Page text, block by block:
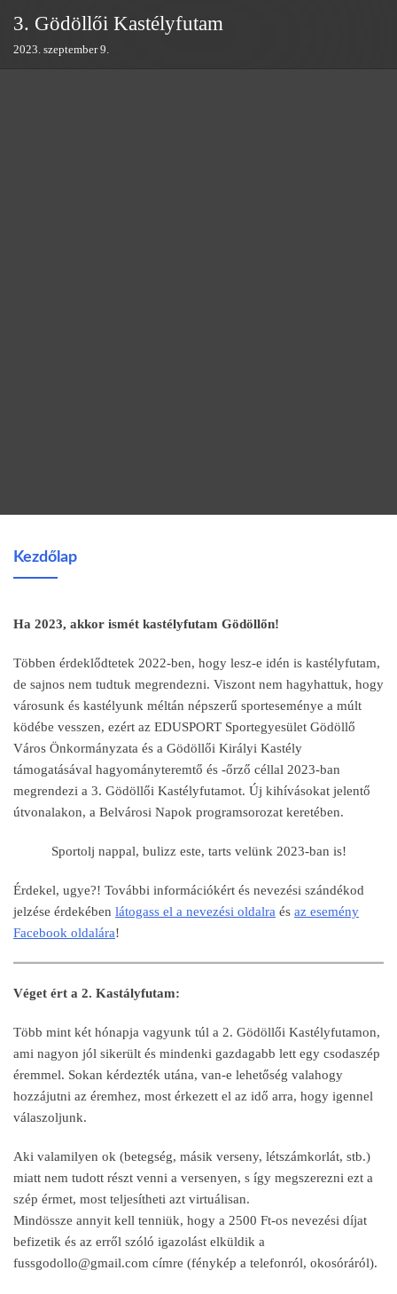
content
3. Gödöllői Kastélyfutam
2023. szeptember 9.
Kezdőlap
Ha 2023, akkor ismét kastélyfutam Gödöllőn!
Többen érdeklődtetek 2022-ben, hogy lesz-e idén is kastélyfutam,
de sajnos nem tudtuk megrendezni. Viszont nem hagyhattuk, hogy
városunk és kastélyunk méltán népszerű sporteseménye a múlt
ködébe vesszen, ezért az EDUSPORT Sportegyesület Gödöllő
Város Önkormányzata és a Gödöllői Királyi Kastély
támogatásával hagyományteremtő és -őrző céllal 2023-ban
megrendezi a 3. Gödöllői Kastélyfutamot. Új kihívásokat jelentő
útvonalakon, a Belvárosi Napok programsorozat keretében.
Sportolj nappal, bulizz este, tarts velünk 2023-ban is!
Érdekel, ugye?! További információkért és nevezési szándékod
jelzése érdekében látogass el a nevezési oldalra és az esemény
Facebook oldalára!
Véget ért a 2. Kastályfutam:
Több mint két hónapja vagyunk túl a 2. Gödöllői Kastélyfutamon,
ami nagyon jól sikerült és mindenki gazdagabb lett egy csodaszép
éremmel. Sokan kérdezték utána, van-e lehetőség valahogy
hozzájutni az éremhez, most érkezett el az idő arra, hogy igennel
válaszoljunk.
Aki valamilyen ok (betegség, másik verseny, létszámkorlát, stb.)
miatt nem tudott részt venni a versenyen, s így megszerezni ezt a
szép érmet, most teljesítheti azt virtuálisan.
Mindössze annyit kell tenniük, hogy a 2500 Ft-os nevezési díjat
befizetik és az erről szóló igazolást elküldik a
fussgodollo@gmail.com címre (fénykép a telefonról, okosóráról).